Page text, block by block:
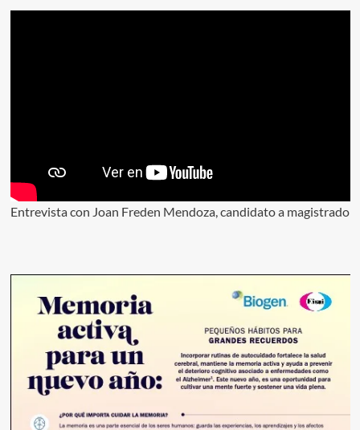
Entrevista con Joan Freden Mendoza, candidato a magistrado